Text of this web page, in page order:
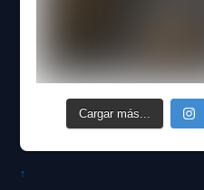
Cargar más...
↑